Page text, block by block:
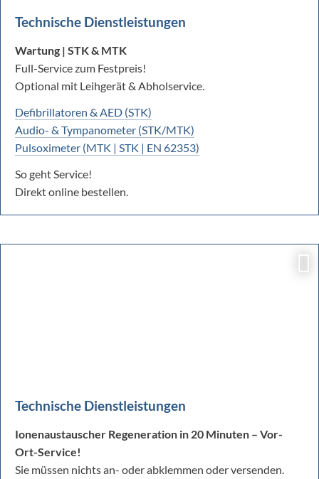
Technische Dienstleistungen
Wartung | STK & MTK
Full-Service zum Festpreis!
Optional mit Leihgerät & Abholservice.
Defibrillatoren & AED (STK)
Audio- & Tympanometer (STK/MTK)
Pulsoximeter (MTK | STK | EN 62353)
So geht Service!
Direkt online bestellen.
Technische Dienstleistungen
Ionenaustauscher Regeneration in 20 Minuten – Vor-
Ort-Service!
Sie müssen nichts an- oder abklemmen oder versenden.